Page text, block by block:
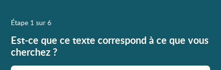
Étape 1 sur 6
Est-ce que ce texte correspond à ce que vous
cherchez ?